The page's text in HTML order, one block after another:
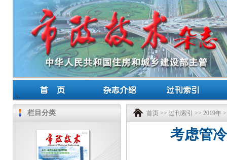
栏目分类 首页 >> 过刊索引 >> 2019年
考虑管